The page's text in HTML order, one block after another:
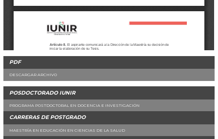
PDF
DESCARGAR ARCHIVO
POSDOCTORADO IUNIR
PROGRAMA POSTDOCTORAL EN DOCENCIA E INVESTIGACIÓN
CARRERAS DE POSTGRADO
MAESTRÍA EN EDUCACIÓN EN CIENCIAS DE LA SALUD